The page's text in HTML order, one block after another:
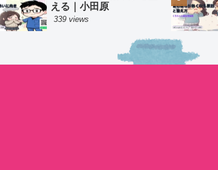
える｜小田原
339 views